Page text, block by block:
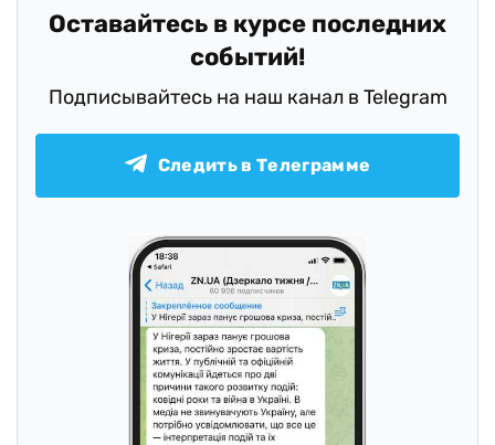
Оставайтесь в курсе последних
событий!
Подписывайтесь на наш канал в Telegram
Следить в Телеграмме